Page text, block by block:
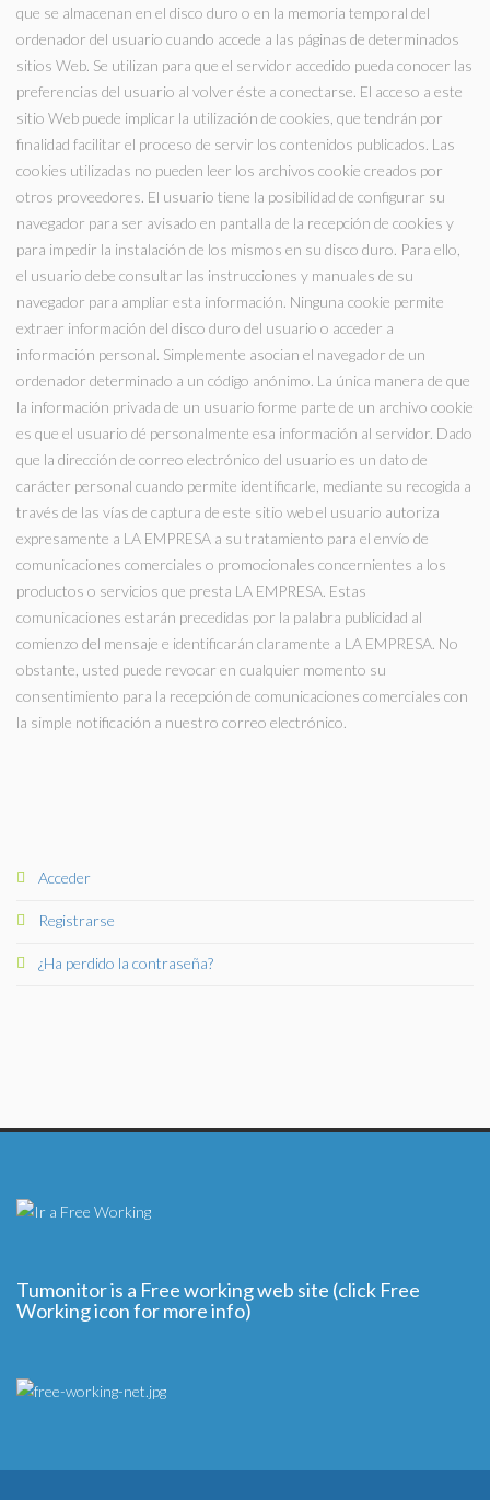
que se almacenan en el disco duro o en la memoria temporal del
ordenador del usuario cuando accede a las páginas de determinados
sitios Web. Se utilizan para que el servidor accedido pueda conocer las
preferencias del usuario al volver éste a conectarse. El acceso a este
sitio Web puede implicar la utilización de cookies, que tendrán por
finalidad facilitar el proceso de servir los contenidos publicados. Las
cookies utilizadas no pueden leer los archivos cookie creados por
otros proveedores. El usuario tiene la posibilidad de configurar su
navegador para ser avisado en pantalla de la recepción de cookies y
para impedir la instalación de los mismos en su disco duro. Para ello,
el usuario debe consultar las instrucciones y manuales de su
navegador para ampliar esta información. Ninguna cookie permite
extraer información del disco duro del usuario o acceder a
información personal. Simplemente asocian el navegador de un
ordenador determinado a un código anónimo. La única manera de que
la información privada de un usuario forme parte de un archivo cookie
es que el usuario dé personalmente esa información al servidor. Dado
que la dirección de correo electrónico del usuario es un dato de
carácter personal cuando permite identificarle, mediante su recogida a
través de las vías de captura de este sitio web el usuario autoriza
expresamente a LA EMPRESA a su tratamiento para el envío de
comunicaciones comerciales o promocionales concernientes a los
productos o servicios que presta LA EMPRESA. Estas
comunicaciones estarán precedidas por la palabra publicidad al
comienzo del mensaje e identificarán claramente a LA EMPRESA. No
obstante, usted puede revocar en cualquier momento su
consentimiento para la recepción de comunicaciones comerciales con
la simple notificación a nuestro correo electrónico.
Acceder
Registrarse
¿Ha perdido la contraseña?
Tumonitor is a Free working web site (click Free
Working icon for more info)